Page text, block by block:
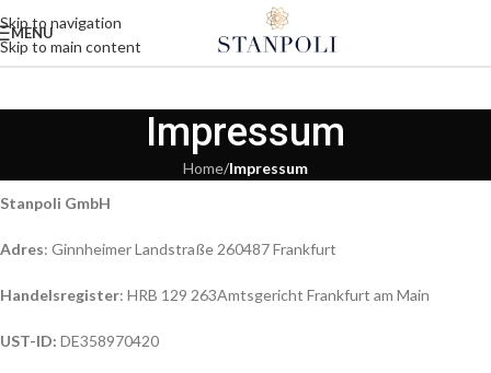
Skip to navigation
Skip to main content
MENU
Impressum
Home/Impressum
Stanpoli GmbH
Adres: Ginnheimer Landstraße 260487 Frankfurt
Handelsregister: HRB 129 263Amtsgericht Frankfurt am Main
UST-ID: DE358970420